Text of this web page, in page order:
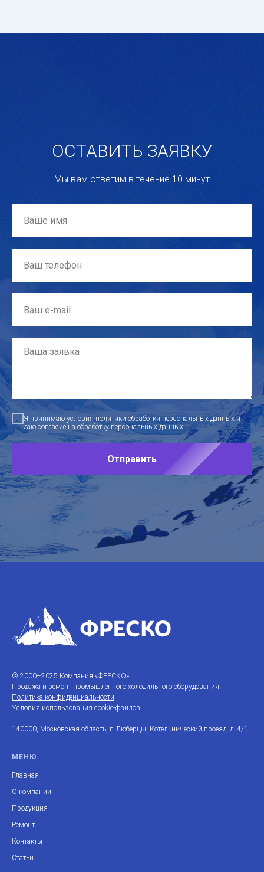
ОСТАВИТЬ ЗАЯВКУ
Мы вам ответим в течение 10 минут
Я принимаю условияполитики обработки персональных данных и
даю согласие на обработку персональных данных.
Отправить
© 2000–2025 Компания «ФРЕСКО».
Продажа и ремонт промышленного холодильного оборудования.
Политика конфиденциальности
Условия использования cookie-файлов
140000, Московская область, г. Люберцы, Котельнический проезд, д. 4/1
МЕНЮ
Главная
О компании
Продукция
Ремонт
Контакты
Статьи